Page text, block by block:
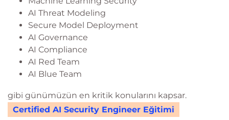
AI Threat Modeling
Secure Model Deployment
AI Governance
AI Compliance
AI Red Team
AI Blue Team
gibi günümüzün en kritik konularını kapsar.
Certified AI Security Engineer Eğitimi